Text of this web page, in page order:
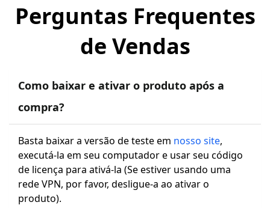
Perguntas Frequentes
de Vendas
Como baixar e ativar o produto após a
compra?
Basta baixar a versão de teste em nosso site,
executá-la em seu computador e usar seu código
de licença para ativá-la (Se estiver usando uma
rede VPN, por favor, desligue-a ao ativar o
produto).